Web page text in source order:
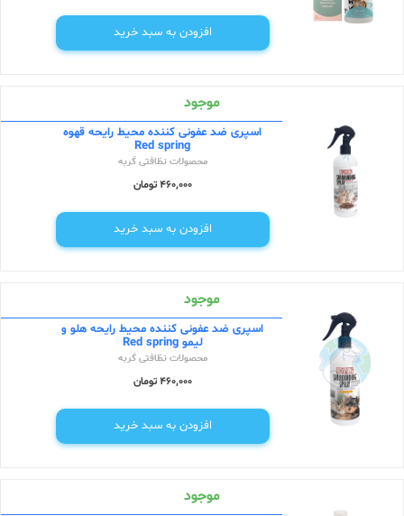
افزودن به سبد خرید
موجود
اسپری ضد عفونی کننده محیط رایحه قهوه
Red spring
محصولات نظافتی گربه
460,000 تومان
افزودن به سبد خرید
موجود
اسپری ضد عفونی کننده محیط رایحه هلو و
لیمو Red spring
محصولات نظافتی گربه
460,000 تومان
افزودن به سبد خرید
موجود